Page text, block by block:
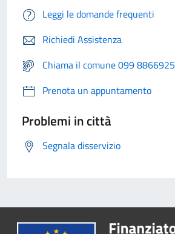
Leggi le domande frequenti
Richiedi Assistenza
Chiama il comune 099 8866925
Prenota un appuntamento
Problemi in città
Segnala disservizio